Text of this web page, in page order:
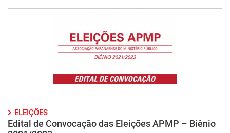
ELEIÇÕES
Edital de Convocação das Eleições APMP – Biênio